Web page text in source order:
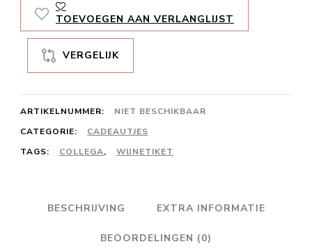
TOEVOEGEN AAN VERLANGLIJST
VERGELIJK
ARTIKELNUMMER:
NIET BESCHIKBAAR
CATEGORIE:
CADEAUTJES
TAGS:
COLLEGA, WIJNETIKET
BESCHRIJVING EXTRA INFORMATIE
BEOORDELINGEN (0)